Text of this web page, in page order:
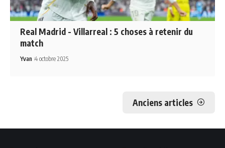
Real Madrid - Villarreal : 5 choses à retenir du
match
Yvan 4 octobre 2025
Anciens articles